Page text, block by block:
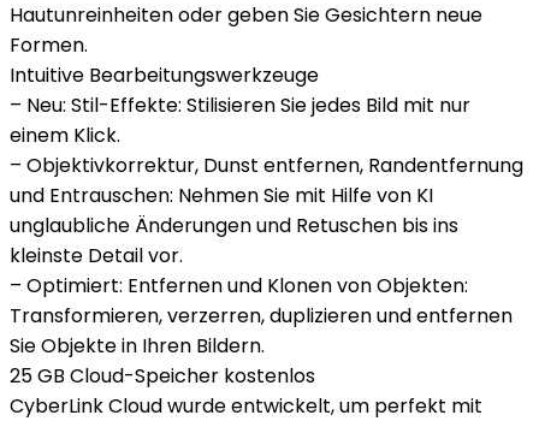
Hautunreinheiten oder geben Sie Gesichtern neue
Formen.
Intuitive Bearbeitungswerkzeuge
– Neu: Stil-Effekte: Stilisieren Sie jedes Bild mit nur
einem Klick.
– Objektivkorrektur, Dunst entfernen, Randentfernung
und Entrauschen: Nehmen Sie mit Hilfe von KI
unglaubliche Änderungen und Retuschen bis ins
kleinste Detail vor.
– Optimiert: Entfernen und Klonen von Objekten:
Transformieren, verzerren, duplizieren und entfernen
Sie Objekte in Ihren Bildern.
25 GB Cloud-Speicher kostenlos
CyberLink Cloud wurde entwickelt, um perfekt mit